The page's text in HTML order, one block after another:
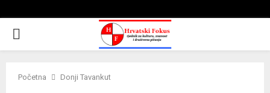
PRIMARY
Početna Donji Tavankut